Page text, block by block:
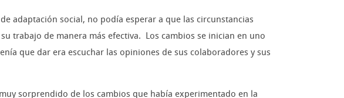
adaptación social, no podía esperar a que las circunstancias
trabajo de manera más efectiva. Los cambios se inician en uno
que dar era escuchar las opiniones de sus colaboradores y sus
sorprendido de los cambios que había experimentado en la